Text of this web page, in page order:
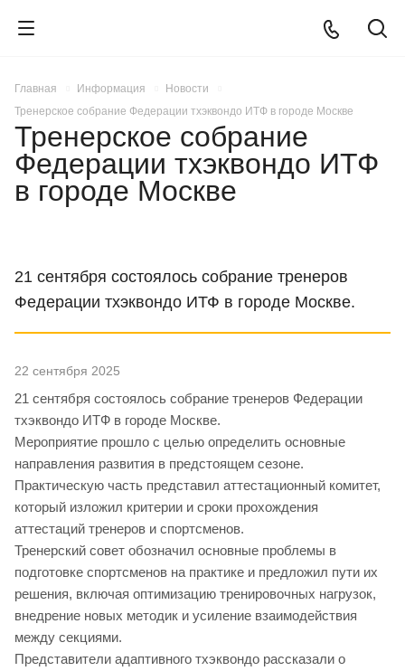
Главная Информация
Новости
Тренерское собрание Федерации тхэквондо ИТФ в городе Москве
Тренерское собрание
Федерации тхэквондо ИТФ
в городе Москве
21 сентября состоялось собрание тренеров
Федерации тхэквондо ИТФ в городе Москве.
22 сентября 2025
21 сентября состоялось собрание тренеров Федерации
тхэквондо ИТФ в городе Москве.
Мероприятие прошло с целью определить основные
направления развития в предстоящем сезоне.
Практическую часть представил аттестационный комитет,
который изложил критерии и сроки прохождения
аттестаций тренеров и спортсменов.
Тренерский совет обозначил основные проблемы в
подготовке спортсменов на практике и предложил пути их
решения, включая оптимизацию тренировочных нагрузок,
внедрение новых методик и усиление взаимодействия
между секциями.
Представители адаптивного тхэквондо рассказали о